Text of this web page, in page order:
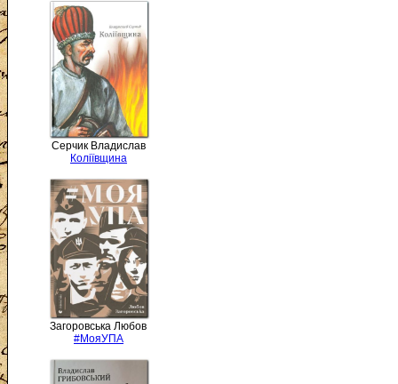
Серчик Владислав
Коліївщина
Загоровська Любов
#МояУПА